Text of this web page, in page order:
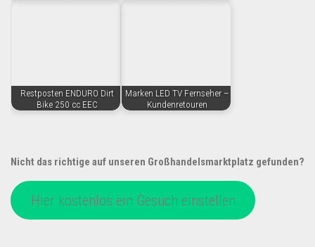
Restposten ENDURO Dirt
Bike 250 cc EEC
Marken LED TV Fernseher –
Kundenretouren
Nicht das richtige auf unseren Großhandelsmarktplatz gefunden?
Hier kostenlos ein Gesuch einstellen